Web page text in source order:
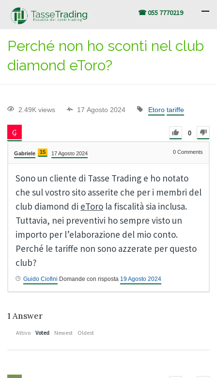
☎ 055 7770219
Perché non ho sconti nel club
diamond eToro?
2.49K views 17 Agosto 2024 Etoro tariffe
0
Gabriele 15 17 Agosto 2024 0 Comments
Sono un cliente di Tasse Trading e ho notato
che sul vostro sito asserite che per i membri del
club diamond di eToro la fiscalità sia inclusa.
Tuttavia, nei preventivi ho sempre visto un
importo per l’elaborazione del mio conto.
Perché le tariffe non sono azzerate per questo
club?
Guido Ciofini Domande con risposta 19 Agosto 2024
1 Answer
Attivo Voted Newest Oldest